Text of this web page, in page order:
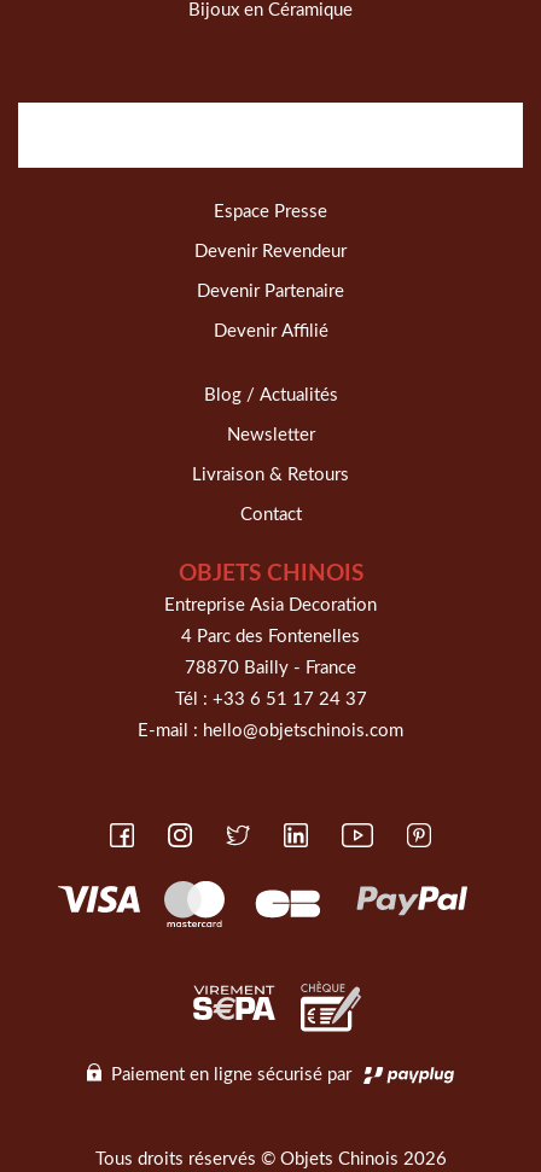
Bijoux en Céramique
Espace Presse
Devenir Revendeur
Devenir Partenaire
Devenir Affilié
Blog / Actualités
Newsletter
Livraison & Retours
Contact
OBJETS CHINOIS
Entreprise Asia Decoration
4 Parc des Fontenelles
78870 Bailly - France
Tél : +33 6 51 17 24 37
E-mail : hello@objetschinois.com
Paiement en ligne sécurisé par
Tous droits réservés © Objets Chinois 2026